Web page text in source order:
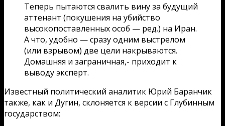
Теперь пытаются свалить вину за будущий
аттенант (покушения на убийство
высокопоставленных особ — ред.) на Иран.
А что, удобно — сразу одним выстрелом
(или взрывом) две цели накрываются.
Домашняя и заграничная,- приходит к
выводу эксперт.
Известный политический аналитик Юрий Баранчик
также, как и Дугин, склоняется к версии с Глубинным
государством: